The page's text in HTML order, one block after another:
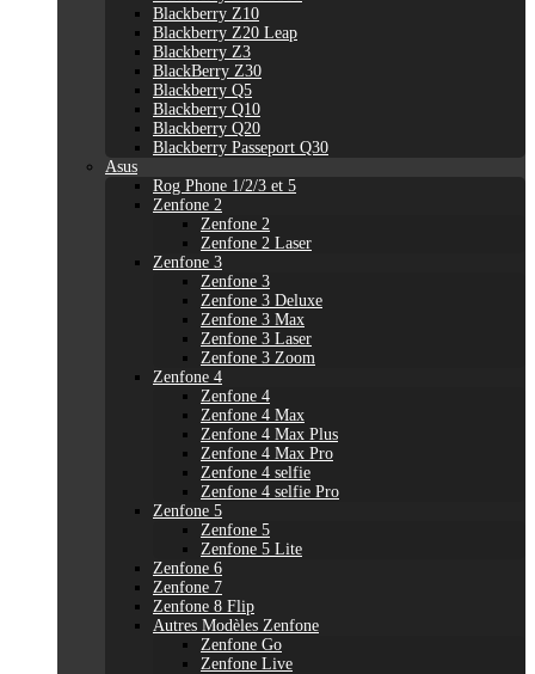
Blackberry Z10
Blackberry Z20 Leap
Blackberry Z3
BlackBerry Z30
Blackberry Q5
Blackberry Q10
Blackberry Q20
Blackberry Passeport Q30
Asus
Rog Phone 1/2/3 et 5
Zenfone 2
Zenfone 2
Zenfone 2 Laser
Zenfone 3
Zenfone 3
Zenfone 3 Deluxe
Zenfone 3 Max
Zenfone 3 Laser
Zenfone 3 Zoom
Zenfone 4
Zenfone 4
Zenfone 4 Max
Zenfone 4 Max Plus
Zenfone 4 Max Pro
Zenfone 4 selfie
Zenfone 4 selfie Pro
Zenfone 5
Zenfone 5
Zenfone 5 Lite
Zenfone 6
Zenfone 7
Zenfone 8 Flip
Autres Modèles Zenfone
Zenfone Go
Zenfone Live